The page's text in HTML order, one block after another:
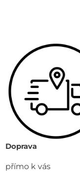
Doprava
přímo k vás